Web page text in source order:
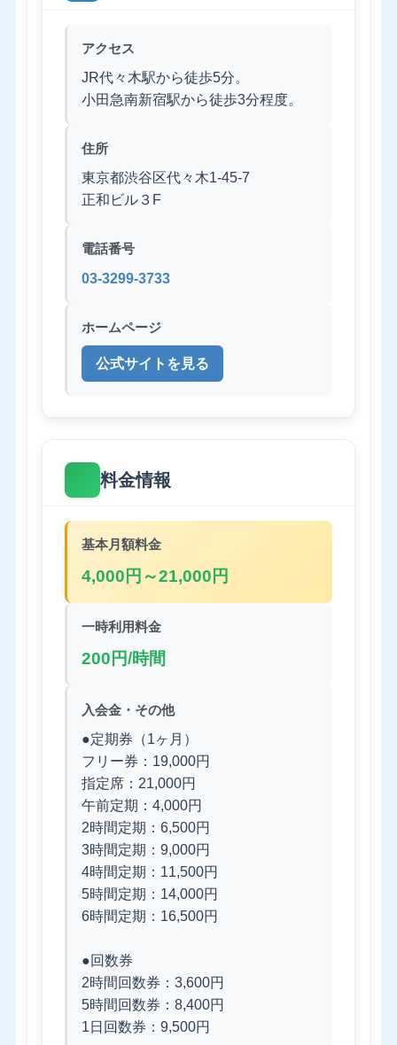
アクセス
JR代々木駅から徒歩5分。
小田急南新宿駅から徒歩3分程度。
住所
東京都渋谷区代々木1-45-7
正和ビル３F
電話番号
03-3299-3733
ホームページ
公式サイトを見る
料金情報
基本月額料金
4,000円～21,000円
一時利用料金
200円/時間
入会金・その他
●定期券（1ヶ月）
フリー券：19,000円
指定席：21,000円
午前定期：4,000円
2時間定期：6,500円
3時間定期：9,000円
4時間定期：11,500円
5時間定期：14,000円
6時間定期：16,500円
●回数券
2時間回数券：3,600円
5時間回数券：8,400円
1日回数券：9,500円